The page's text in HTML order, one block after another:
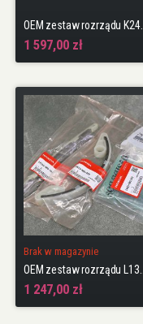
OEM zestaw rozrządu K24Z3 Accord 8gen 08-15
1 597,00 zł
Brak w magazynie
1 247,00 zł